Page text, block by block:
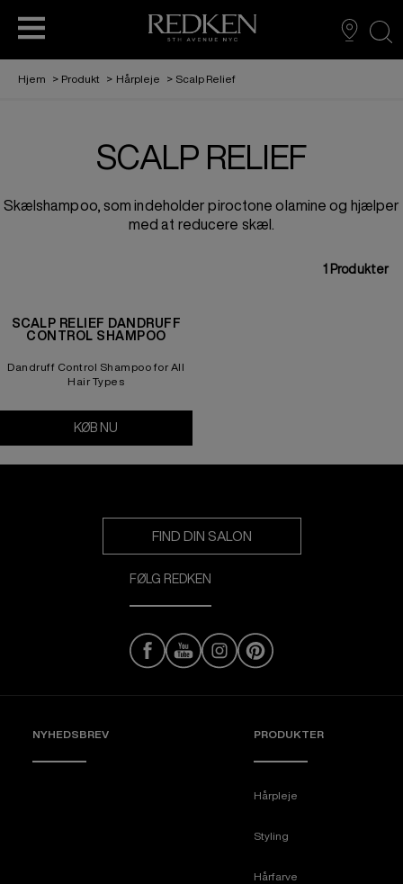
HÅRPLEJE
STYLING
HÅRFARVE
HÅRPLEJE
HÅRFARVE
REDKEN TRIBE
EDUCATION
L'ORÉAL PARTNER SHOP
VORES HISTORIA
AMBASSADØR: SABRINA CARPENTER
Hjem > Produkt > Hårpleje > Scalp Relief
SCALP RELIEF
Skælshampoo, som indeholder piroctone olamine og hjælper
med at reducere skæl.
1 Produkter
SCALP RELIEF DANDRUFF
CONTROL SHAMPOO
Dandruff Control Shampoo for All
Hair Types
KØB NU
FIND DIN SALON
FØLG REDKEN
NYHEDSBREV PRODUKTER
Hårpleje
Styling
Hårfarve